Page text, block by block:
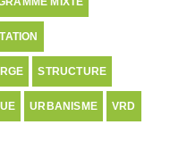
STRUCTURE
URBANISME VRD